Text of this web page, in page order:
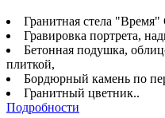
Гранитная стела "Время"
Гравировка портрета,
Бетонная подушка,
плиткой,
Бордюрный камень по
Гранитный цветник..
Подробности